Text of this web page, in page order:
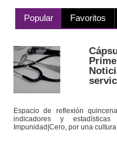
Popular Favoritos
Espacio de reflexión
indicadores y
Impunidad|Cero, por una